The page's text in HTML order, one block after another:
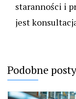
staranności i
jest
Podobne posty